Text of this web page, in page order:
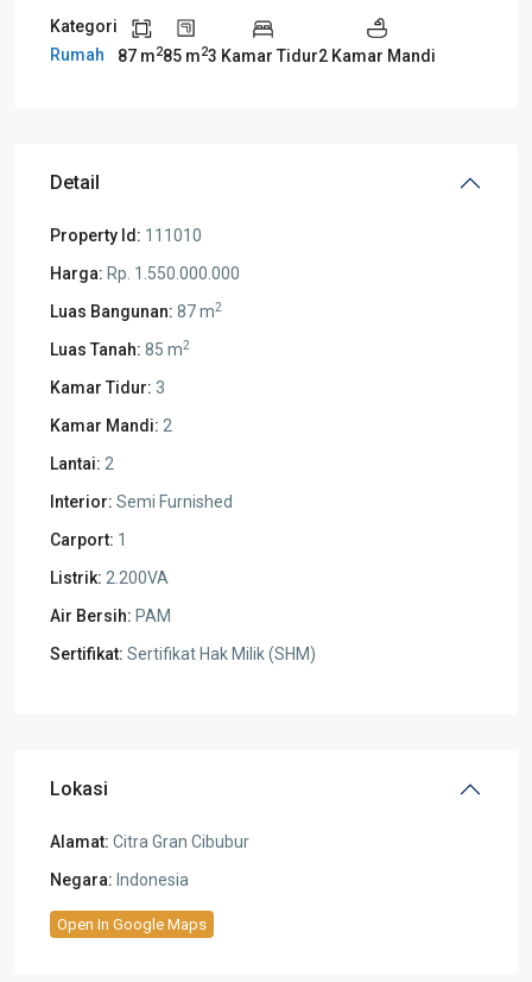
Kategori
Rumah
87 m285 m23 Kamar Tidur2 Kamar Mandi
Detail
Property Id: 111010
Harga: Rp. 1.550.000.000
Luas Bangunan: 87 m2
Luas Tanah: 85 m2
Kamar Tidur: 3
Kamar Mandi: 2
Lantai: 2
Interior: Semi Furnished
Carport: 1
Listrik: 2.200VA
Air Bersih: PAM
Sertifikat: Sertifikat Hak Milik (SHM)
Lokasi
Alamat: Citra Gran Cibubur
Negara: Indonesia
Open In Google Maps